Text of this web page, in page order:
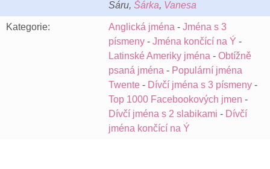
Sáru, Šárka, Vanesa
Kategorie: Anglická jména - Jména s 3
písmeny - Jména končící na Ý -
Latinské Ameriky jména - Obtížně
psaná jména - Populární jména
Twente - Dívčí jména s 3 písmeny -
Top 1000 Facebookových jmen -
Dívčí jména s 2 slabikami - Dívčí
jména končící na Ý